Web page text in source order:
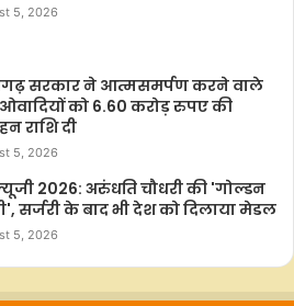
5, 2026
सरकार ने आत्मसमर्पण करने वाले
को 6.60 करोड़ रुपए की
राशि दी
5, 2026
2026: अरुंधति चौधरी की 'गोल्डन
सर्जरी के बाद भी देश को दिलाया मेडल
5, 2026